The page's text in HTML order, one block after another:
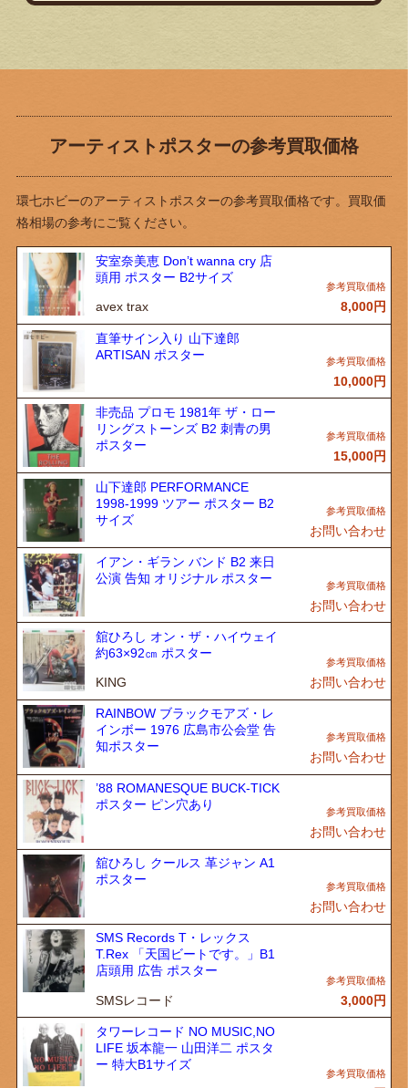
アーティストポスターの参考買取価格
環七ホビーのアーティストポスターの参考買取価格です。買取価
格相場の参考にご覧ください。
安室奈美恵 Don’t wanna cry 店
頭用 ポスター B2サイズ
avex trax 8,000円
直筆サイン入り 山下達郎
ARTISAN ポスター
10,000円
非売品 プロモ 1981年 ザ・ロー
リングストーンズ B2 刺青の男
ポスター
15,000円
山下達郎 PERFORMANCE
1998-1999 ツアー ポスター B2
サイズ
お問い合わせ
イアン・ギラン バンド B2 来日
公演 告知 オリジナル ポスター
お問い合わせ
舘ひろし オン・ザ・ハイウェイ
約63×92㎝ ポスター
KING お問い合わせ
RAINBOW ブラックモアズ・レ
インボー 1976 広島市公会堂 告
知ポスター
お問い合わせ
’88 ROMANESQUE BUCK-TICK
ポスター ピン穴あり
お問い合わせ
舘ひろし クールス 革ジャン A1
ポスター
お問い合わせ
SMS Records T・レックス
T.Rex 「天国ビートです。」B1
店頭用 広告 ポスター
SMSレコード 3,000円
タワーレコード NO MUSIC,NO
LIFE 坂本龍一 山田洋二 ポスタ
ー 特大B1サイズ